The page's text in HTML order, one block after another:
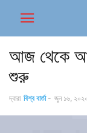
আজ থেকে
শুরু
দ্বারা বিশ্ব বার্তা - জুন ১৬, ২০২০